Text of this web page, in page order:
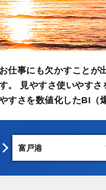
仕事にも欠かすことが
。 見やすさ使いやす
さを数値化したBI（